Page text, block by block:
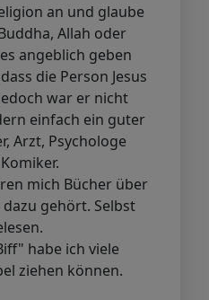
an und glaube
Allah oder
angeblich geben
die Person Jesus
war er nicht
einfach ein guter
Arzt, Psychologe
mich Bücher über
gehört. Selbst
habe ich viele
ziehen können.